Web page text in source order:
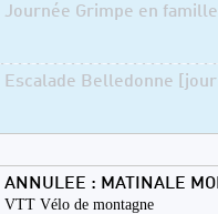
Journée Grimpe en
Escalade Belledonne
ANNULEE : MATINALE
VTT Vélo de montagne